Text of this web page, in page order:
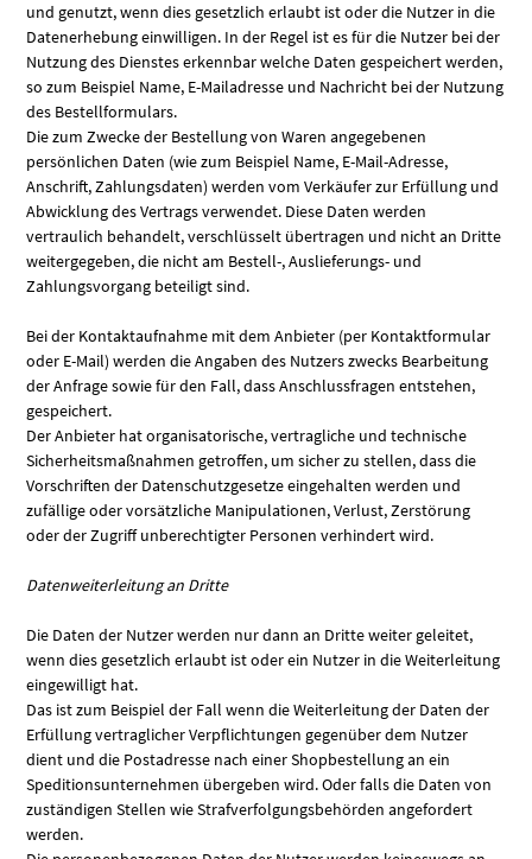
und genutzt, wenn dies gesetzlich erlaubt ist oder die Nutzer in die
Datenerhebung einwilligen. In der Regel ist es für die Nutzer bei der
Nutzung des Dienstes erkennbar welche Daten gespeichert werden,
so zum Beispiel Name, E-Mailadresse und Nachricht bei der Nutzung
des Bestellformulars.
Die zum Zwecke der Bestellung von Waren angegebenen
persönlichen Daten (wie zum Beispiel Name, E-Mail-Adresse,
Anschrift, Zahlungsdaten) werden vom Verkäufer zur Erfüllung und
Abwicklung des Vertrags verwendet. Diese Daten werden
vertraulich behandelt, verschlüsselt übertragen und nicht an Dritte
weitergegeben, die nicht am Bestell-, Auslieferungs- und
Zahlungsvorgang beteiligt sind.
Bei der Kontaktaufnahme mit dem Anbieter (per Kontaktformular
oder E-Mail) werden die Angaben des Nutzers zwecks Bearbeitung
der Anfrage sowie für den Fall, dass Anschlussfragen entstehen,
gespeichert.
Der Anbieter hat organisatorische, vertragliche und technische
Sicherheitsmaßnahmen getroffen, um sicher zu stellen, dass die
Vorschriften der Datenschutzgesetze eingehalten werden und
zufällige oder vorsätzliche Manipulationen, Verlust, Zerstörung
oder der Zugriff unberechtigter Personen verhindert wird.
Datenweiterleitung an Dritte
Die Daten der Nutzer werden nur dann an Dritte weiter geleitet,
wenn dies gesetzlich erlaubt ist oder ein Nutzer in die Weiterleitung
eingewilligt hat.
Das ist zum Beispiel der Fall wenn die Weiterleitung der Daten der
Erfüllung vertraglicher Verpflichtungen gegenüber dem Nutzer
dient und die Postadresse nach einer Shopbestellung an ein
Speditionsunternehmen übergeben wird. Oder falls die Daten von
zuständigen Stellen wie Strafverfolgungsbehörden angefordert
werden.